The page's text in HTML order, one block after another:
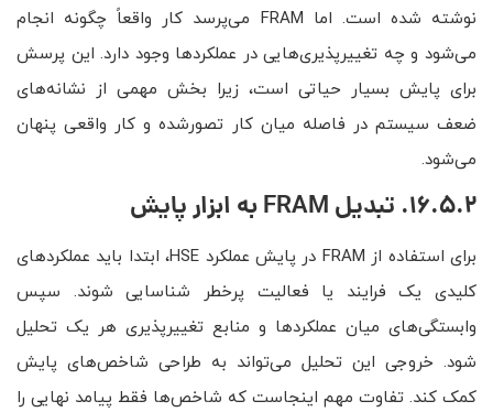
نوشته شده است. اما FRAM می‌پرسد کار واقعاً چگونه انجام
می‌شود و چه تغییرپذیری‌هایی در عملکردها وجود دارد. این پرسش
برای پایش بسیار حیاتی است، زیرا بخش مهمی از نشانه‌های
ضعف سیستم در فاصله میان کار تصورشده و کار واقعی پنهان
می‌شود.
16.5.2. تبدیل FRAM به ابزار پایش
برای استفاده از FRAM در پایش عملکرد HSE، ابتدا باید عملکردهای
کلیدی یک فرایند یا فعالیت پرخطر شناسایی شوند. سپس
وابستگی‌های میان عملکردها و منابع تغییرپذیری هر یک تحلیل
شود. خروجی این تحلیل می‌تواند به طراحی شاخص‌های پایش
کمک کند. تفاوت مهم اینجاست که شاخص‌ها فقط پیامد نهایی را